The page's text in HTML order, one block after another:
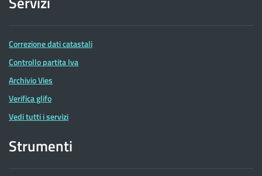
Correzione dati catastali
Controllo partita Iva
Archivio Vies
Verifica glifo
Vedi tutti i servizi
Strumenti